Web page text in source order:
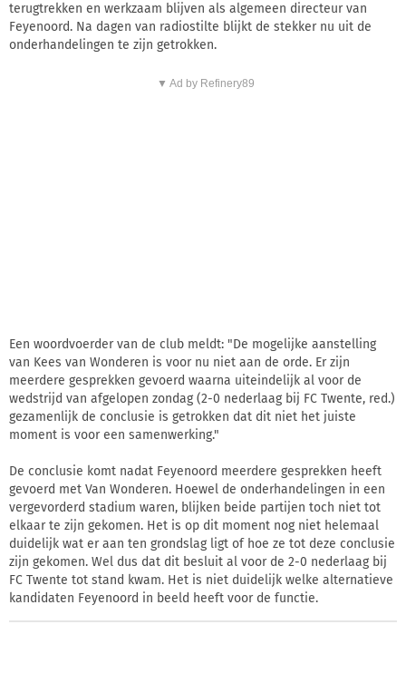
terugtrekken en werkzaam blijven als algemeen directeur van
Feyenoord. Na dagen van radiostilte blijkt de stekker nu uit de
onderhandelingen te zijn getrokken.
▼ Ad by Refinery89
Een woordvoerder van de club meldt: "De mogelijke aanstelling
van Kees van Wonderen is voor nu niet aan de orde. Er zijn
meerdere gesprekken gevoerd waarna uiteindelijk al voor de
wedstrijd van afgelopen zondag (2-0 nederlaag bij FC Twente, red.)
gezamenlijk de conclusie is getrokken dat dit niet het juiste
moment is voor een samenwerking."
De conclusie komt nadat Feyenoord meerdere gesprekken heeft
gevoerd met Van Wonderen. Hoewel de onderhandelingen in een
vergevorderd stadium waren, blijken beide partijen toch niet tot
elkaar te zijn gekomen. Het is op dit moment nog niet helemaal
duidelijk wat er aan ten grondslag ligt of hoe ze tot deze conclusie
zijn gekomen. Wel dus dat dit besluit al voor de 2-0 nederlaag bij
FC Twente tot stand kwam. Het is niet duidelijk welke alternatieve
kandidaten Feyenoord in beeld heeft voor de functie.